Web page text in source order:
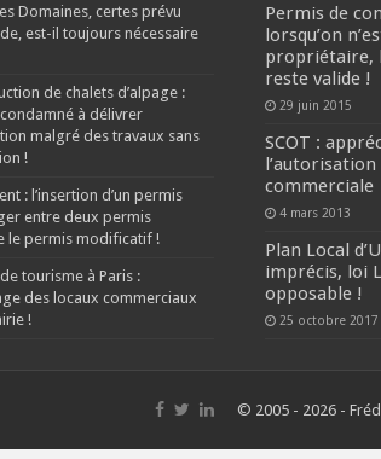
Domaines, certes prévu
est-il toujours nécessaire
de chalets d’alpage :
à délivrer
malgré des travaux sans
!
: l’insertion d’un permis
entre deux permis
le permis modificatif !
tourisme à Paris :
des locaux commerciaux
!
Permis de
lorsqu’on
propriétaire,
reste valide !
29 juin 2015
SCOT :
commerciale
4 mars 2013
Plan Local
imprécis, loi
opposable !
25 octobre 2017
© 2005 - 2026 -